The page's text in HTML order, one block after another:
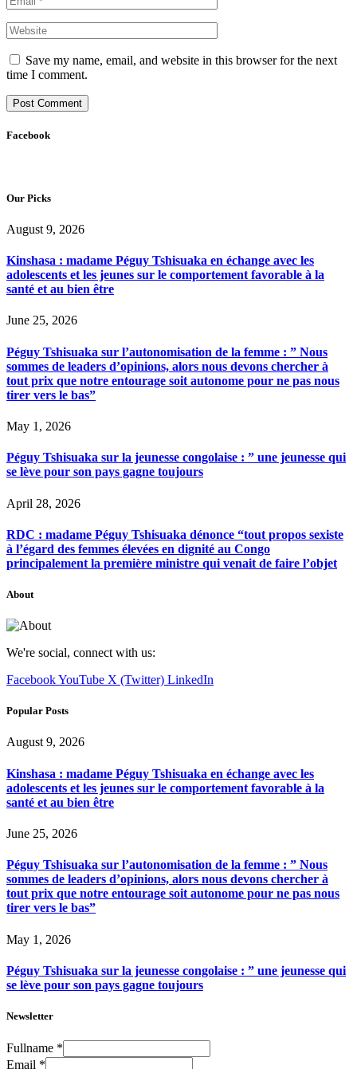
Save my name, email, and website in this browser for the next
time I comment.
Facebook
Our Picks
August 9, 2026
Kinshasa : madame Péguy Tshisuaka en échange avec les
adolescents et les jeunes sur le comportement favorable à la
santé et au bien être
June 25, 2026
Péguy Tshisuaka sur l’autonomisation de la femme : ” Nous
sommes de leaders d’opinions, alors nous devons chercher à
tout prix que notre entourage soit autonome pour ne pas nous
tirer vers le bas”
May 1, 2026
Péguy Tshisuaka sur la jeunesse congolaise : ” une jeunesse qui
se lève pour son pays gagne toujours
April 28, 2026
RDC : madame Péguy Tshisuaka dénonce “tout propos sexiste
à l’égard des femmes élevées en dignité au Congo
principalement la première ministre qui venait de faire l’objet
About
We're social, connect with us:
FacebookYouTube X (Twitter) LinkedIn
Popular Posts
August 9, 2026
Kinshasa : madame Péguy Tshisuaka en échange avec les
adolescents et les jeunes sur le comportement favorable à la
santé et au bien être
June 25, 2026
Péguy Tshisuaka sur l’autonomisation de la femme : ” Nous
sommes de leaders d’opinions, alors nous devons chercher à
tout prix que notre entourage soit autonome pour ne pas nous
tirer vers le bas”
May 1, 2026
Péguy Tshisuaka sur la jeunesse congolaise : ” une jeunesse qui
se lève pour son pays gagne toujours
Newsletter
Fullname *
Email *